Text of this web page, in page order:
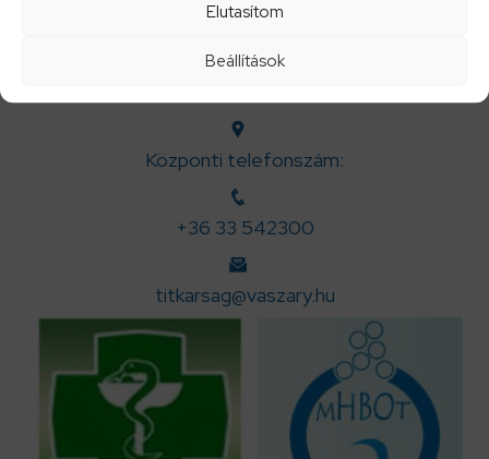
Elutasítom
Beállítások
Központi telefonszám:
+36 33 542300
titkarsag@vaszary.hu